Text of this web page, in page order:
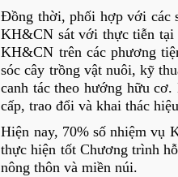
Đồng thời, phối hợp với các
KH&CN sát với thực tiễn tại
KH&CN trên các phương
sóc cây trồng vật nuôi, kỹ
canh tác theo hướng hữu
cấp, trao đổi và khai thác
Hiện nay, 70% số nhiệm vụ
thực hiện tốt Chương trình
nông thôn và miền núi.